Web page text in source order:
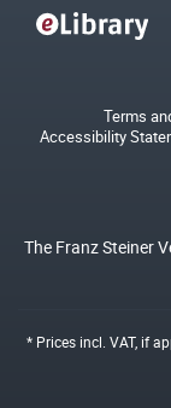
Terms
Accessibility
The Franz Steiner
* Prices incl. VAT, if